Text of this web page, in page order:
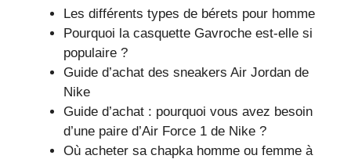
Les différents types de bérets pour homme
Pourquoi la casquette Gavroche est-elle si
populaire ?
Guide d’achat des sneakers Air Jordan de
Nike
Guide d’achat : pourquoi vous avez besoin
d’une paire d’Air Force 1 de Nike ?
Où acheter sa chapka homme ou femme à